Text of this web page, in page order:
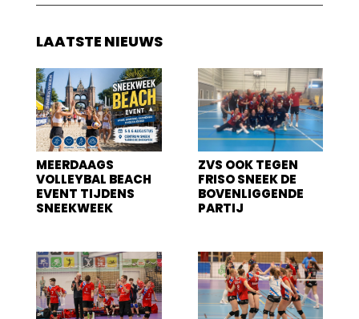
LAATSTE NIEUWS
MEERDAAGS
VOLLEYBAL BEACH
EVENT TIJDENS
SNEEKWEEK
ZVS OOK TEGEN
FRISO SNEEK DE
BOVENLIGGENDE
PARTIJ